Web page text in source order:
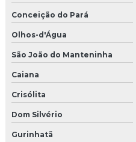
Conceição do Pará
Olhos-d'Água
São João do Manteninha
Caiana
Crisólita
Dom Silvério
Gurinhatã